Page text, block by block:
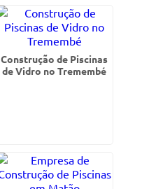
Construção de Piscinas
de Vidro no Tremembé